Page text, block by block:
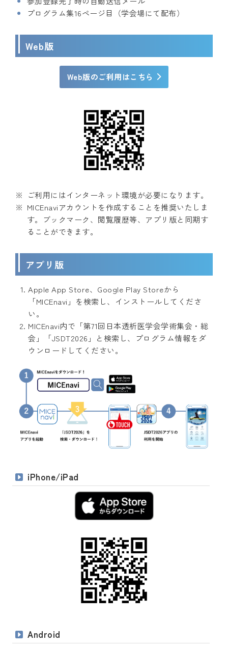
プログラム集16ページ目（学会場にて配布）
Web版
Web版のご利用はこちら
ご利用にはインターネット環境が必要になります。
MICEnaviアカウントを作成することを推奨いたしま
す。ブックマーク、閲覧履歴等、アプリ版と同期す
ることができます。
アプリ版
Apple App Store、Google Play Storeから
「MICEnavi」を検索し、インストールしてくださ
い。
MICEnavi内で「第71回日本透析医学会学術集会・総
会」「JSDT2026」と検索し、プログラム情報をダ
ウンロードしてください。
iPhone/iPad
Android